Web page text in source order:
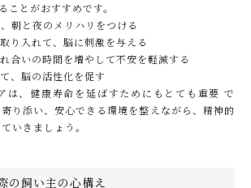
ことがおすすめです。
朝と夜のメリハリをつける
り入れて、脳に刺激を与える
合いの時間を増やして不安を軽減する
、脳の活性化を促す
は、健康寿命を延ばすためにもとても重要 で
り添い、安心できる環境を整えながら、精神的
いきましょう。
の飼い主の心構え